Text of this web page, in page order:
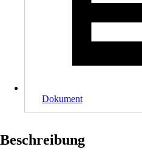
Dokument
Beschreibung